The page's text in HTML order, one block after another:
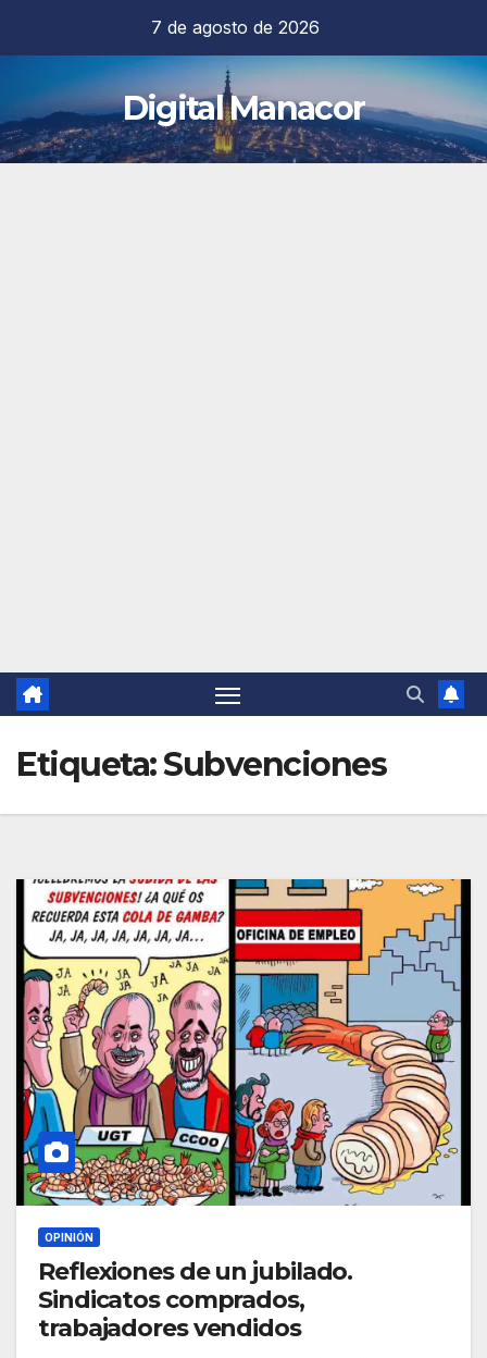
contenido
7 de agosto de 2026
Digital Manacor
Etiqueta:Subvenciones
OPINIÓN
Reflexiones de un jubilado.
Sindicatos comprados,
trabajadores vendidos